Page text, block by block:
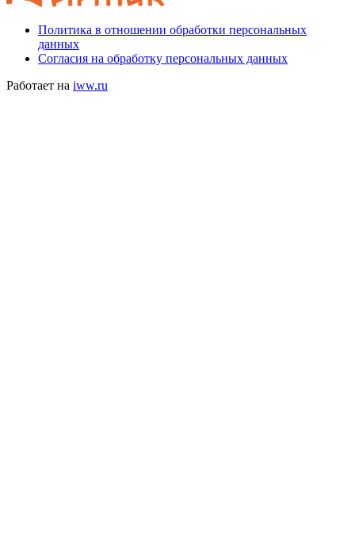
Политика в отношении обработки персональных
данных
Согласия на обработку персональных данных
Работает на iww.ru